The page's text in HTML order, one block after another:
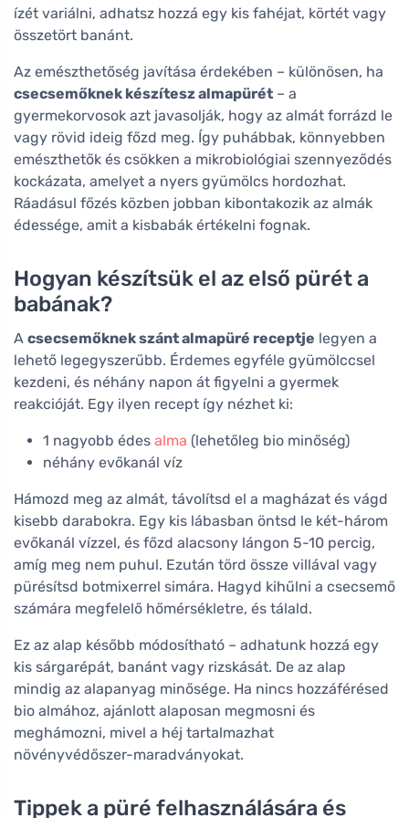
ízét variálni, adhatsz hozzá egy kis fahéjat, körtét vagy
összetört banánt.
Az emészthetőség javítása érdekében – különösen, ha
csecsemőknek készítesz almapürét – a
gyermekorvosok azt javasolják, hogy az almát forrázd le
vagy rövid ideig főzd meg. Így puhábbak, könnyebben
emészthetők és csökken a mikrobiológiai szennyeződés
kockázata, amelyet a nyers gyümölcs hordozhat.
Ráadásul főzés közben jobban kibontakozik az almák
édessége, amit a kisbabák értékelni fognak.
Hogyan készítsük el az első pürét a
babának?
A csecsemőknek szánt almapüré receptje legyen a
lehető legegyszerűbb. Érdemes egyféle gyümölccsel
kezdeni, és néhány napon át figyelni a gyermek
reakcióját. Egy ilyen recept így nézhet ki:
1 nagyobb édes alma (lehetőleg bio minőség)
néhány evőkanál víz
Hámozd meg az almát, távolítsd el a magházat és vágd
kisebb darabokra. Egy kis lábasban öntsd le két-három
evőkanál vízzel, és főzd alacsony lángon 5-10 percig,
amíg meg nem puhul. Ezután törd össze villával vagy
pürésítsd botmixerrel simára. Hagyd kihűlni a csecsemő
számára megfelelő hőmérsékletre, és tálald.
Ez az alap később módosítható – adhatunk hozzá egy
kis sárgarépát, banánt vagy rizskását. De az alap
mindig az alapanyag minősége. Ha nincs hozzáférésed
bio almához, ajánlott alaposan megmosni és
meghámozni, mivel a héj tartalmazhat
növényvédőszer-maradványokat.
Tippek a püré felhasználására és